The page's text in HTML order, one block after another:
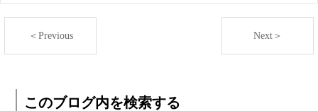
＜Previous Next＞
このブログ内を検索する